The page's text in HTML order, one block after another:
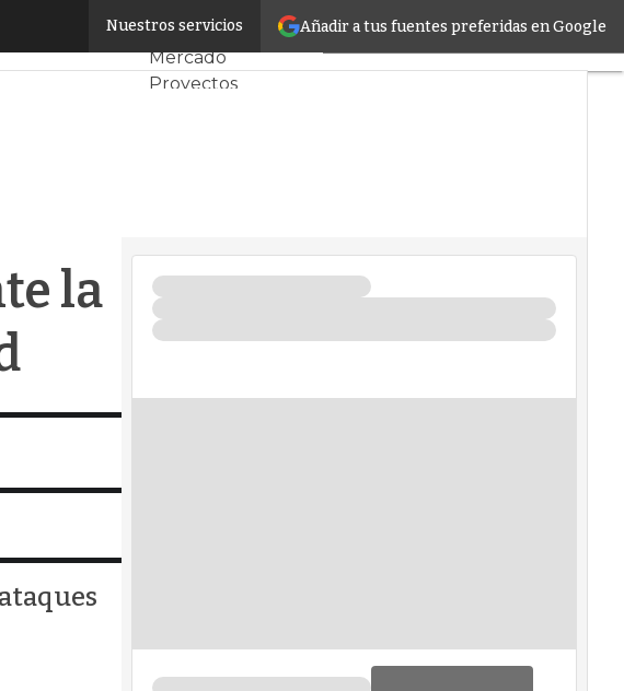
Añadir a tus fuentes preferidas en Google
Nuestros servicios
ciberseguridadServidores CPD y
Mercado
Proyectos
Artificial
la